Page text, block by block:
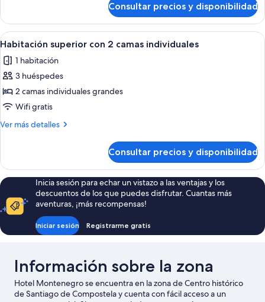
camas
individuales
estándar
con
2
individuales
Consultar precios y disponibilidad
Abrir
todas
las
fotos
de
Habitación
superior
camas
individuales
Una cama bien hecha con sábanas
1
Habitación superior con 2 camas individuales
1 habitación
3 huéspedes
2 camas individuales grandes
Wifi gratis
Ver más detalles
Más
superior
con
2
camas
individuales
Consultar precios y disponibilidad
Inicia sesión para echar un vistazo a las ventajas y los
descuentos de los que puedes disfrutar. Cuantas más
aventuras, ¡más recompensas!
Iniciar sesión Registrarme gratis
Información sobre la zona
Hotel Montenegro se encuentra en la zona de Centro histórico
de Santiago de Compostela y cuenta con fácil acceso a un